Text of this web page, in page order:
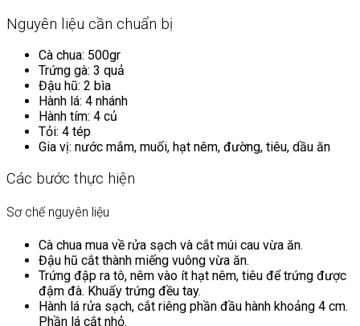
Nguyên liệu cần chuẩn bị
Cà chua: 500gr
Trứng gà: 3 quả
Đậu hũ: 2 bìa
Hành lá: 4 nhánh
Hành tím: 4 củ
Tỏi: 4 tép
Gia vị: nước mắm, muối, hạt nêm, đường, tiêu, dầu ăn
Các bước thực hiện
Sơ chế nguyên liệu
Cà chua mua về rửa sạch và cắt múi cau vừa ăn.
Đậu hũ cắt thành miếng vuông vừa ăn.
Trứng đập ra tô, nêm vào ít hạt nêm, tiêu để trứng được
đậm đà. Khuấy trứng đều tay.
Hành lá rửa sạch, cắt riêng phần đầu hành khoảng 4 cm.
Phần lá cắt nhỏ.